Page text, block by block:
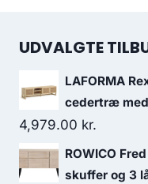
UDVALGTE
LAFORMA
cedertræ
4,979.00 kr.
ROWICO
skuffer og 3